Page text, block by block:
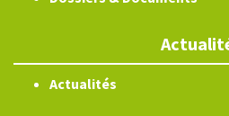
Actualités